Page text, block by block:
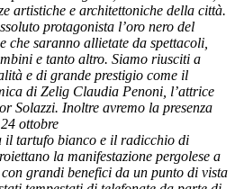
artistiche e architettoniche della città.
protagonista l’oro nero del
saranno allietate da spettacoli,
e tanto altro. Siamo riusciti a
e di grande prestigio come il
di Zelig Claudia Penoni, l’attrice
Solazzi. Inoltre avremo la presenza
ottobre
il tartufo bianco e il radicchio di
la manifestazione pergolese a
grandi benefici da un punto di vista